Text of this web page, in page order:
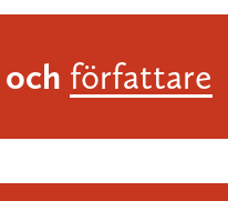
och författare